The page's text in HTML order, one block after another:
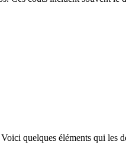
quelques éléments qui les